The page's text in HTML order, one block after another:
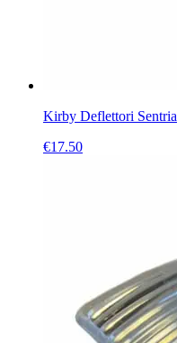
Kirby Deflettori Sentria
€17.50